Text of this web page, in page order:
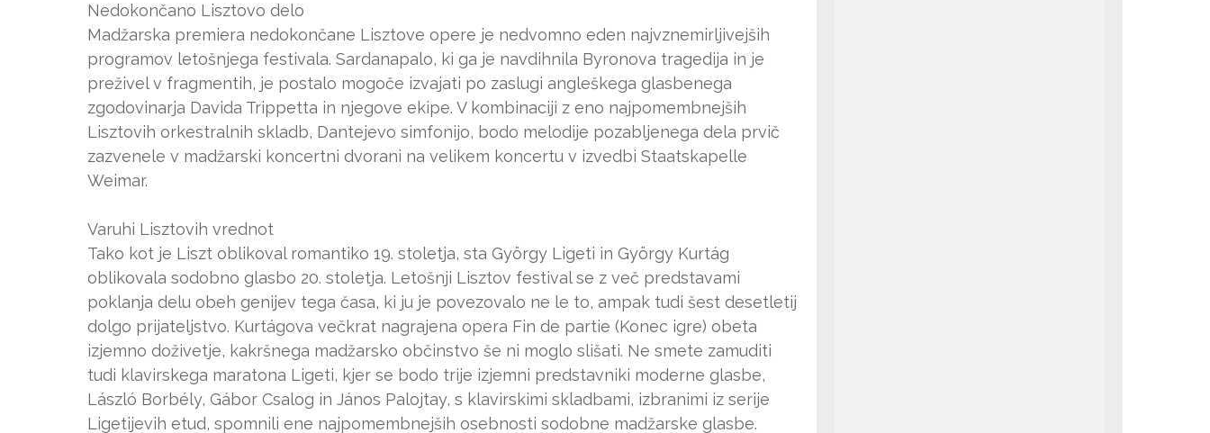
Nedokončano Lisztovo delo
Madžarska premiera nedokončane Lisztove opere je nedvomno eden najvznemirljivejših
programov letošnjega festivala. Sardanapalo, ki ga je navdihnila Byronova tragedija in je
preživel v fragmentih, je postalo mogoče izvajati po zaslugi angleškega glasbenega
zgodovinarja Davida Trippetta in njegove ekipe. V kombinaciji z eno najpomembnejših
Lisztovih orkestralnih skladb, Dantejevo simfonijo, bodo melodije pozabljenega dela prvič
zazvenele v madžarski koncertni dvorani na velikem koncertu v izvedbi Staatskapelle
Weimar.
Varuhi Lisztovih vrednot
Tako kot je Liszt oblikoval romantiko 19. stoletja, sta György Ligeti in György Kurtág
oblikovala sodobno glasbo 20. stoletja. Letošnji Lisztov festival se z več predstavami
poklanja delu obeh genijev tega časa, ki ju je povezovalo ne le to, ampak tudi šest desetletij
dolgo prijateljstvo. Kurtágova večkrat nagrajena opera Fin de partie (Konec igre) obeta
izjemno doživetje, kakršnega madžarsko občinstvo še ni moglo slišati. Ne smete zamuditi
tudi klavirskega maratona Ligeti, kjer se bodo trije izjemni predstavniki moderne glasbe,
László Borbély, Gábor Csalog in János Palojtay, s klavirskimi skladbami, izbranimi iz serije
Ligetijevih etud, spomnili ene najpomembnejših osebnosti sodobne madžarske glasbe.